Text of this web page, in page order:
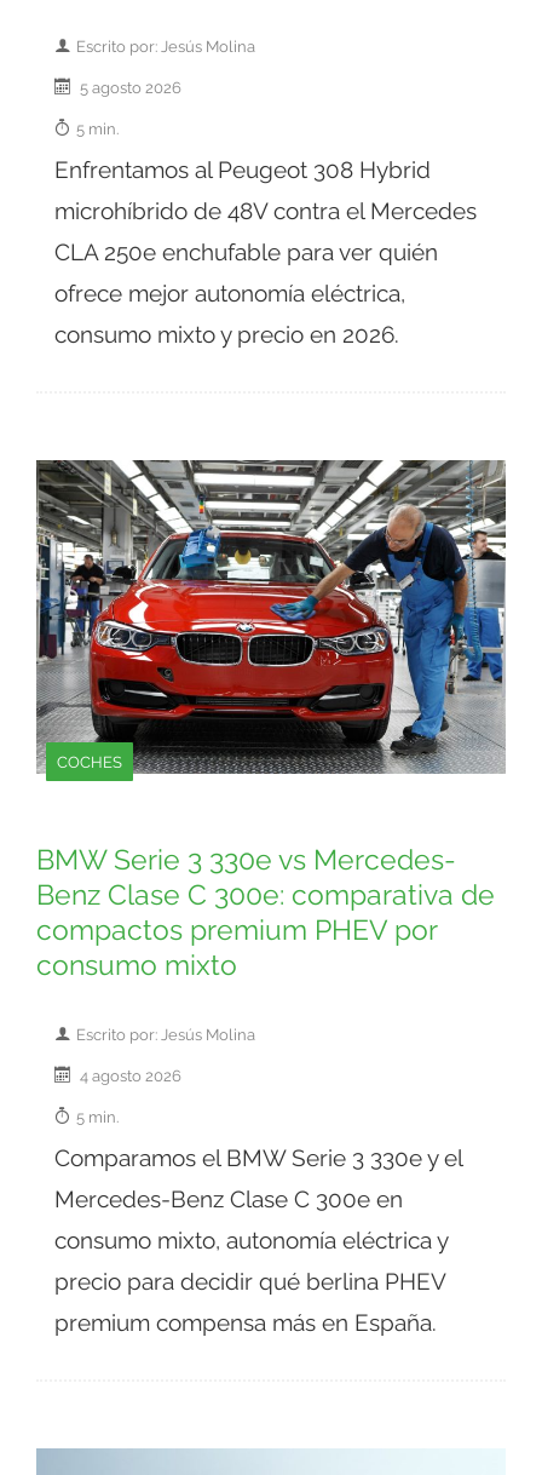
Escrito por: Jesús Molina
5 agosto 2026
5 min.
Enfrentamos al Peugeot 308 Hybrid
microhíbrido de 48V contra el Mercedes
CLA 250e enchufable para ver quién
ofrece mejor autonomía eléctrica,
consumo mixto y precio en 2026.
COCHES
BMW Serie 3 330e vs Mercedes-
Benz Clase C 300e: comparativa de
compactos premium PHEV por
consumo mixto
Escrito por: Jesús Molina
4 agosto 2026
5 min.
Comparamos el BMW Serie 3 330e y el
Mercedes-Benz Clase C 300e en
consumo mixto, autonomía eléctrica y
precio para decidir qué berlina PHEV
premium compensa más en España.